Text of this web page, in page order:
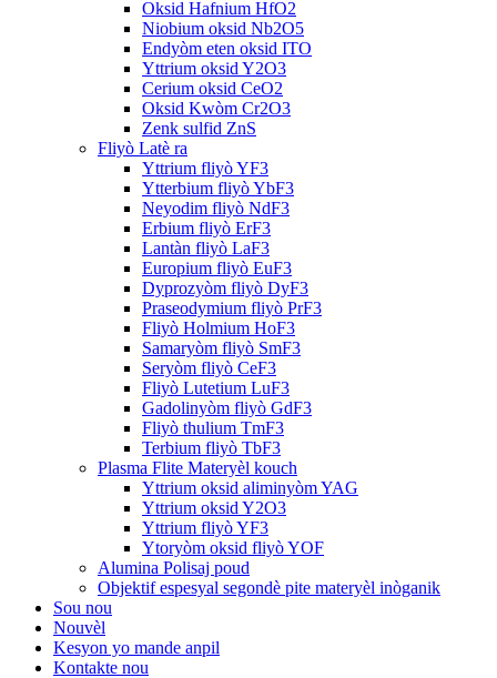
Oksid Hafnium HfO2
Niobium oksid Nb2O5
Endyòm eten oksid ITO
Yttrium oksid Y2O3
Cerium oksid CeO2
Oksid Kwòm Cr2O3
Zenk sulfid ZnS
Fliyò Latè ra
Yttrium fliyò YF3
Ytterbium fliyò YbF3
Neyodim fliyò NdF3
Erbium fliyò ErF3
Lantàn fliyò LaF3
Europium fliyò EuF3
Dyprozyòm fliyò DyF3
Praseodymium fliyò PrF3
Fliyò Holmium HoF3
Samaryòm fliyò SmF3
Seryòm fliyò CeF3
Fliyò Lutetium LuF3
Gadolinyòm fliyò GdF3
Fliyò thulium TmF3
Terbium fliyò TbF3
Plasma Flite Materyèl kouch
Yttrium oksid aliminyòm YAG
Yttrium oksid Y2O3
Yttrium fliyò YF3
Ytoryòm oksid fliyò YOF
Alumina Polisaj poud
Objektif espesyal segondè pite materyèl inòganik
Sou nou
Nouvèl
Kesyon yo mande anpil
Kontakte nou